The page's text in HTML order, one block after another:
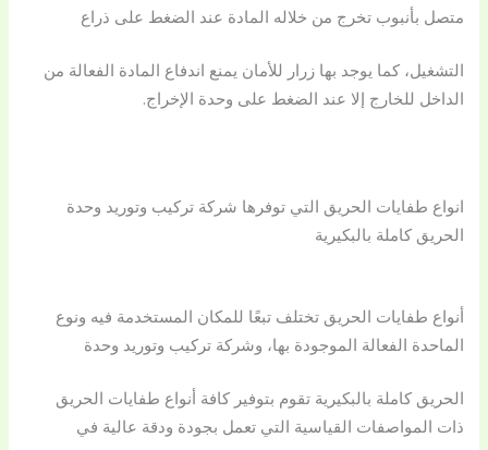
متصل بأنبوب تخرج من خلاله المادة عند الضغط على ذراع
التشغيل، كما يوجد بها زرار للأمان يمنع اندفاع المادة الفعالة من
الداخل للخارج إلا عند الضغط على وحدة الإخراج.
انواع طفايات الحريق التي توفرها شركة تركيب وتوريد وحدة
الحريق كاملة بالبكيرية
أنواع طفايات الحريق تختلف تبعًا للمكان المستخدمة فيه ونوع
الماحدة الفعالة الموجودة بها، وشركة تركيب وتوريد وحدة
الحريق كاملة بالبكيرية تقوم بتوفير كافة أنواع طفايات الحريق
ذات المواصفات القياسية التي تعمل بجودة ودقة عالية في